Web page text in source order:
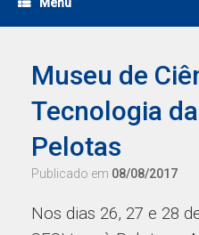
Museu de
Tecnologia
Pelotas
Publicado em 08/08/2017
Nos dias 26, 27 e 28